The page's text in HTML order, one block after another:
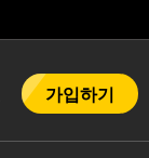
가입하기